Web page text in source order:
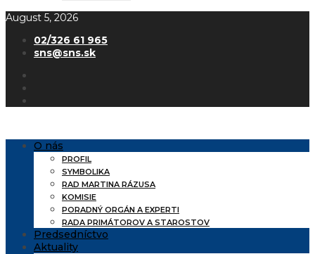
August 5, 2026
02/326 61 965
sns@sns.sk
O nás
PROFIL
SYMBOLIKA
RAD MARTINA RÁZUSA
KOMISIE
PORADNÝ ORGÁN A EXPERTI
RADA PRIMÁTOROV A STAROSTOV
Predsedníctvo
Aktuality